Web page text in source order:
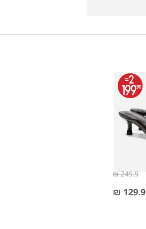
129.9 ₪
249.9 ₪